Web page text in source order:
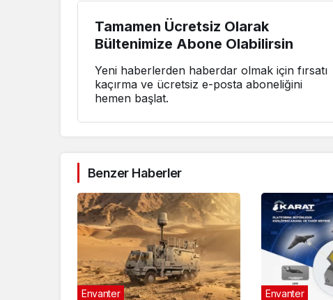
Tamamen Ücretsiz Olarak
Bültenimize Abone Olabilirsin
Yeni haberlerden haberdar olmak için fırsatı
kaçırma ve ücretsiz e-posta aboneliğini
hemen başlat.
Benzer Haberler
Envanter Envanter